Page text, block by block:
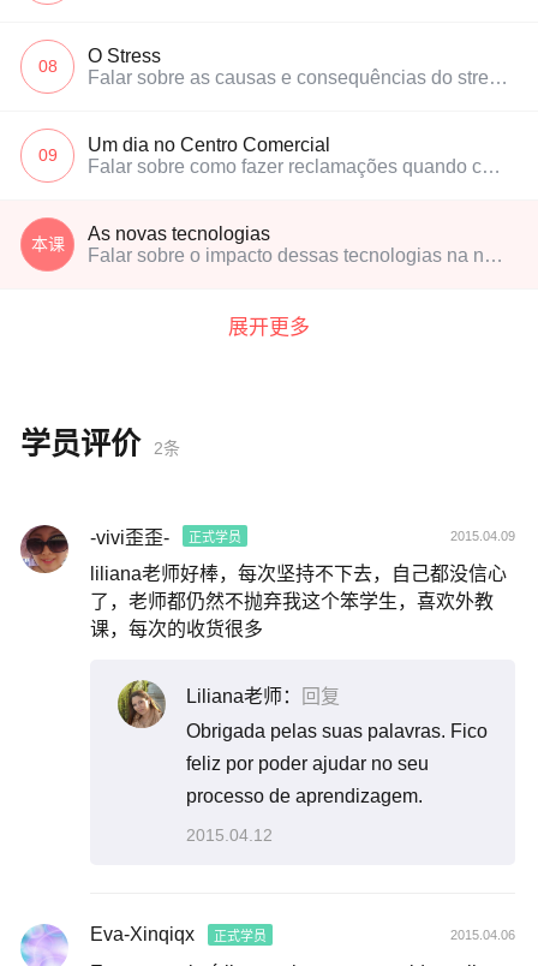
08
O Stress
Falar sobre as causas e consequências do stress e o que isso provoca na nossa vida
09
Um dia no Centro Comercial
Falar sobre como fazer reclamações quando compramos algum produto ou serviço
本课
As novas tecnologias
Falar sobre o impacto dessas tecnologias na nossa vida e como se podem desenvolver no futuro
展开更多
学员评价 2条
-vivi歪歪- 正式学员 2015.04.09
liliana老师好棒，每次坚持不下去，自己都没信心
了，老师都仍然不抛弃我这个笨学生，喜欢外教
课，每次的收货很多
Liliana老师：
回复
Obrigada pelas suas palavras. Fico
feliz por poder ajudar no seu
processo de aprendizagem.
2015.04.12
Eva-Xinqiqx 正式学员 2015.04.06